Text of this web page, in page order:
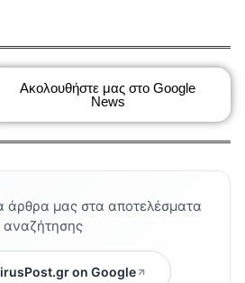
Ακολουθήστε μας στο Google
News
άρθρα μας στα αποτελέσματα
αναζήτησης
on Google